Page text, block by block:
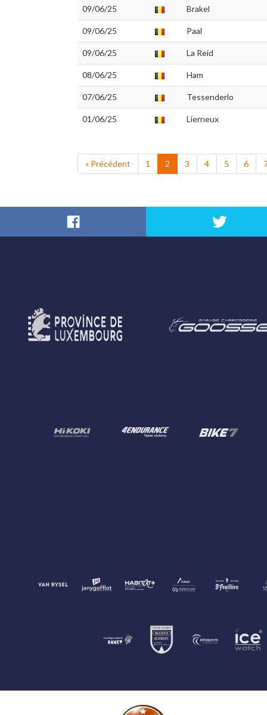
09/06/25 Brakel
09/06/25 Paal
09/06/25 La Reid
08/06/25 Ham
07/06/25 Tessenderlo
01/06/25 Lierneux
« Précédent 1 2 3 4 5 6